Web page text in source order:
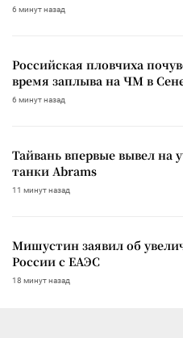
6 минут назад
Российская пловчиха
время заплыва на ЧМ в
6 минут назад
Тайвань впервые вывел на
танки Abrams
11 минут назад
Мишустин заявил об
России с ЕАЭС
18 минут назад